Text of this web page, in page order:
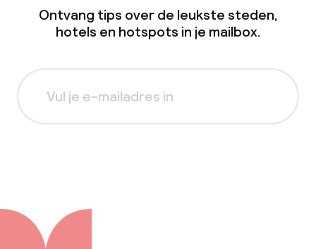
Ontvang tips over de leukste steden,
hotels en hotspots in je mailbox.